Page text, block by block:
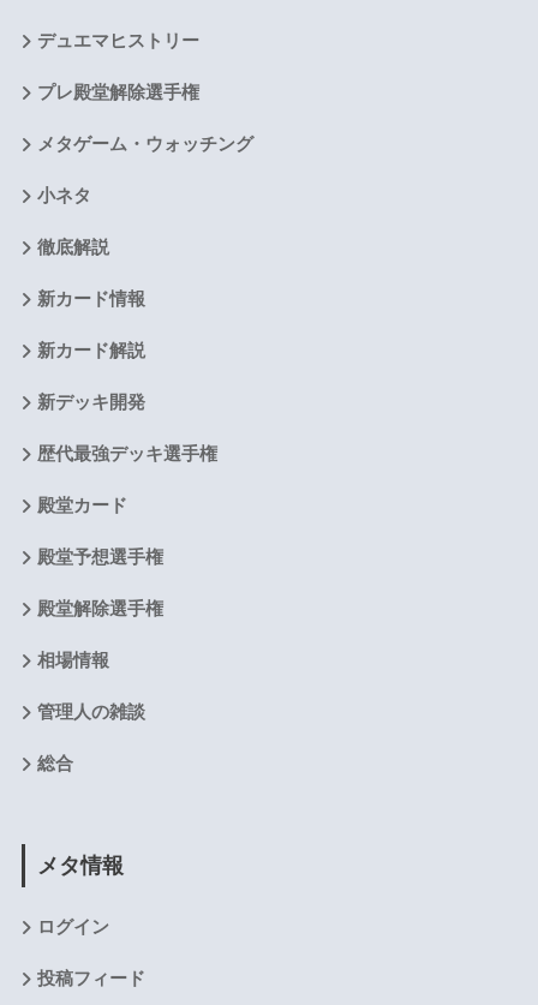
デュエマヒストリー
プレ殿堂解除選手権
メタゲーム・ウォッチング
小ネタ
徹底解説
新カード情報
新カード解説
新デッキ開発
歴代最強デッキ選手権
殿堂カード
殿堂予想選手権
殿堂解除選手権
相場情報
管理人の雑談
総合
メタ情報
ログイン
投稿フィード